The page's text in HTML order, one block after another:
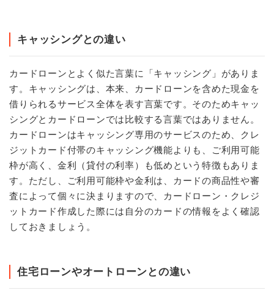
キャッシングとの違い
カードローンとよく似た言葉に「キャッシング」がありま
す。キャッシングは、本来、カードローンを含めた現金を
借りられるサービス全体を表す言葉です。そのためキャッ
シングとカードローンでは比較する言葉ではありません。
カードローンはキャッシング専用のサービスのため、クレ
ジットカード付帯のキャッシング機能よりも、ご利用可能
枠が高く、金利（貸付の利率）も低めという特徴もありま
す。ただし、ご利用可能枠や金利は、カードの商品性や審
査によって個々に決まりますので、カードローン・クレジ
ットカード作成した際には自分のカードの情報をよく確認
しておきましょう。
住宅ローンやオートローンとの違い